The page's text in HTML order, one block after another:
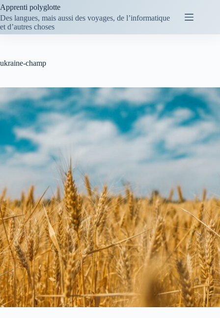
Passer
au
contenu
Apprenti polyglotte
Des langues, mais aussi des voyages, de l’informatique
et d’autres choses
ukraine-champ